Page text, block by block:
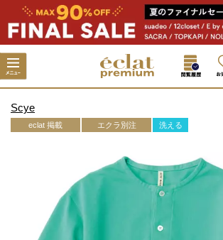
Scye
eclat 掲載 エクラ別注 洗える